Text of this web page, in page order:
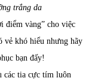
trắng da
điểm vàng” cho việc
vẻ khó hiểu nhưng hãy
bạn đấy!
các tia cực tím luôn